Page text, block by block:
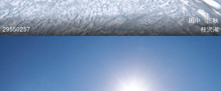
29550257
田中 正秋
桂沢湖